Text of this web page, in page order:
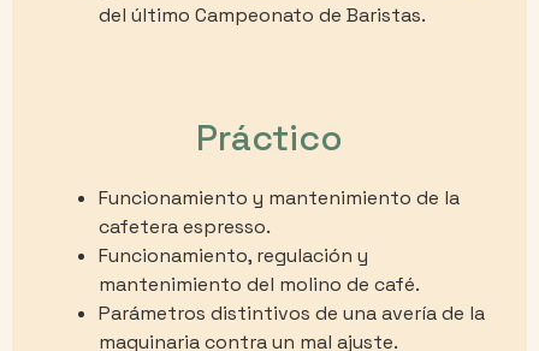
del último Campeonato de Baristas.
Práctico
Funcionamiento y mantenimiento de la
cafetera espresso.
Funcionamiento, regulación y
mantenimiento del molino de café.
Parámetros distintivos de una avería de la
maquinaria contra un mal ajuste.